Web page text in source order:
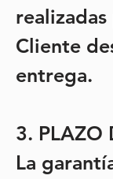
Cliente
entrega.
3. PLAZO
La